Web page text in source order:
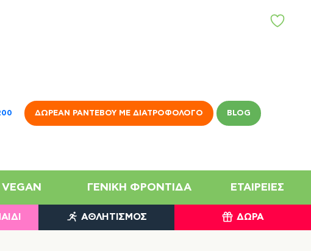
ΔΩΡΕΆΝ ΡΑΝΤΕΒΟΎ ΜΕ ΔΙΑΤΡΟΦΟΛΌΓΟ BLOG
Α
VEGAN ΓΕΝΙΚΉ ΦΡΟΝΤΊΔΑ ΕΤΑΙΡΕΊΕΣ
ΑΘΛΗΤΙΣΜΌΣ ΔΏΡΑ